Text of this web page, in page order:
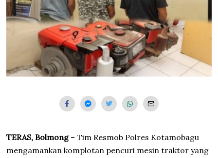
TERAS, Bolmong – Tim Resmob Polres Kotamobagu
mengamankan komplotan pencuri mesin traktor yang